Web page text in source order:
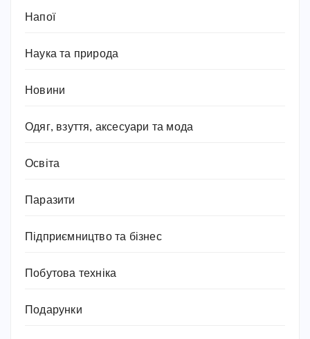
Напої
Наука та природа
Новини
Одяг, взуття, аксесуари та мода
Освіта
Паразити
Підприємництво та бізнес
Побутова техніка
Подарунки